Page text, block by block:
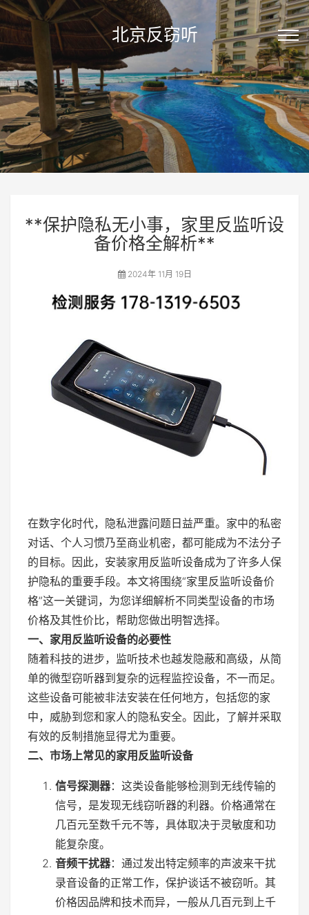
北京反窃听
**保护隐私无小事，家里反监听设
备价格全解析**
2024年 11月 19日
在数字化时代，隐私泄露问题日益严重。家中的私密
对话、个人习惯乃至商业机密，都可能成为不法分子
的目标。因此，安装家用反监听设备成为了许多人保
护隐私的重要手段。本文将围绕“家里反监听设备价
格”这一关键词，为您详细解析不同类型设备的市场
价格及其性价比，帮助您做出明智选择。
一、家用反监听设备的必要性
随着科技的进步，监听技术也越发隐蔽和高级，从简
单的微型窃听器到复杂的远程监控设备，不一而足。
这些设备可能被非法安装在任何地方，包括您的家
中，威胁到您和家人的隐私安全。因此，了解并采取
有效的反制措施显得尤为重要。
二、市场上常见的家用反监听设备
信号探测器：这类设备能够检测到无线传输的
信号，是发现无线窃听器的利器。价格通常在
几百元至数千元不等，具体取决于灵敏度和功
能复杂度。
音频干扰器：通过发出特定频率的声波来干扰
录音设备的正常工作，保护谈话不被窃听。其
价格因品牌和技术而异，一般从几百元到上千